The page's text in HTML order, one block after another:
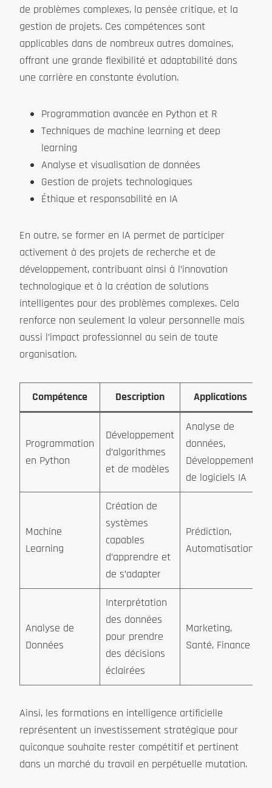
de problèmes complexes, la pensée critique, et la
gestion de projets. Ces compétences sont
applicables dans de nombreux autres domaines,
offrant une grande flexibilité et adaptabilité dans
une carrière en constante évolution.
Programmation avancée en Python et R
Techniques de machine learning et deep
learning
Analyse et visualisation de données
Gestion de projets technologiques
Éthique et responsabilité en IA
En outre, se former en IA permet de participer
activement à des projets de recherche et de
développement, contribuant ainsi à l’innovation
technologique et à la création de solutions
intelligentes pour des problèmes complexes. Cela
renforce non seulement la valeur personnelle mais
aussi l’impact professionnel au sein de toute
organisation.
Compétence Description Applications
Programmation
en Python
Développement
d’algorithmes
et de modèles
Analyse de
données,
Développement
de logiciels IA
Machine
Learning
Création de
systèmes
capables
d’apprendre et
de s’adapter
Prédiction,
Automatisation
Analyse de
Données
Interprétation
des données
pour prendre
des décisions
éclairées
Marketing,
Santé, Finance
Ainsi, les formations en intelligence artificielle
représentent un investissement stratégique pour
quiconque souhaite rester compétitif et pertinent
dans un marché du travail en perpétuelle mutation.